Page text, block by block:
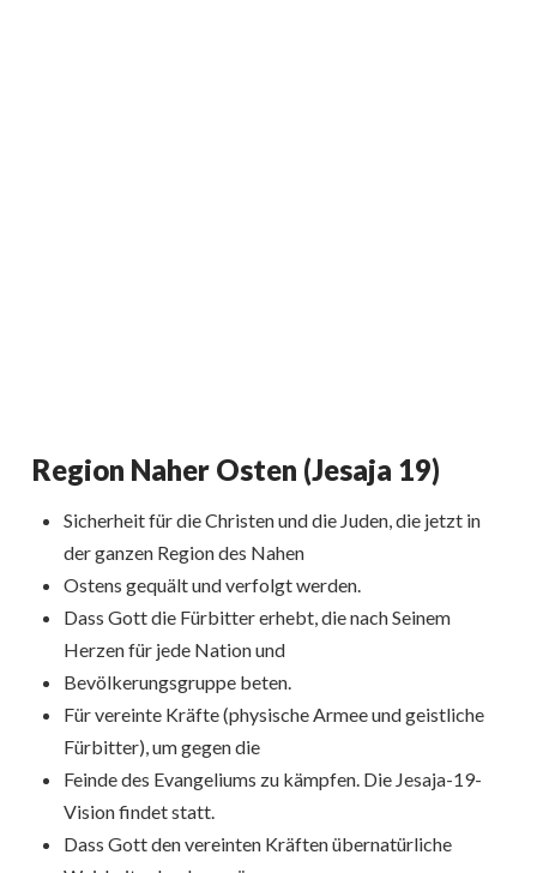
Region Naher Osten (Jesaja 19)
Sicherheit für die Christen und die Juden, die jetzt in
der ganzen Region des Nahen
Ostens gequält und verfolgt werden.
Dass Gott die Fürbitter erhebt, die nach Seinem
Herzen für jede Nation und
Bevölkerungsgruppe beten.
Für vereinte Kräfte (physische Armee und geistliche
Fürbitter), um gegen die
Feinde des Evangeliums zu kämpfen. Die Jesaja-19-
Vision findet statt.
Dass Gott den vereinten Kräften übernatürliche